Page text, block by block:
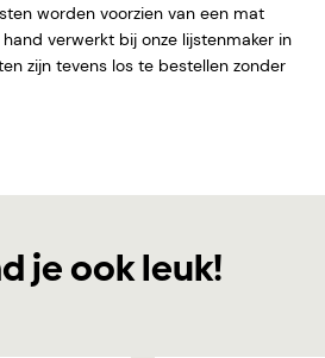
worden voorzien van een mat
verwerkt bij onze lijstenmaker in
zijn tevens los te bestellen zonder
je ook leuk!